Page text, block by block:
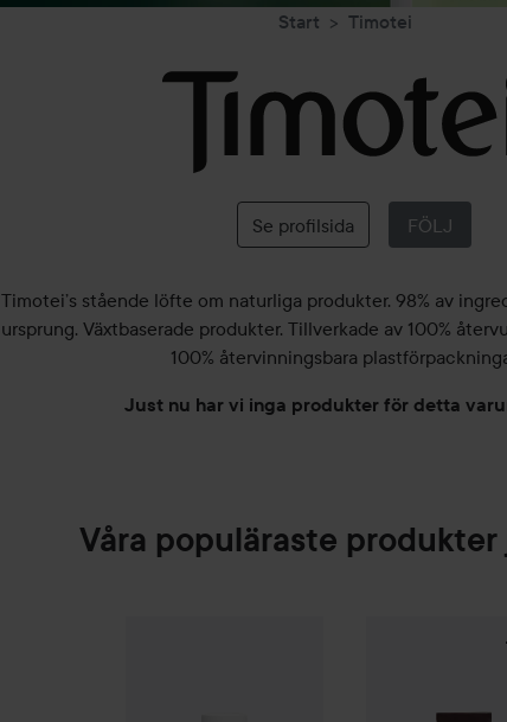
Start Timotei
Timotei
Se profilsida FÖLJ
Timotei’s stående löfte om naturliga produkter. 98% av
ursprung. Växtbaserade produkter. Tillverkade av 100%
100% återvinningsbara
Just nu har vi inga produkter för detta
Våra populäraste